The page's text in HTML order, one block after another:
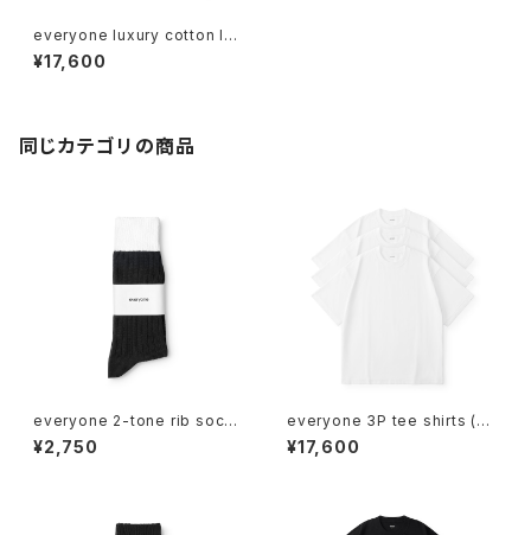
everyone luxury cotton lon
g sleeve tee shirt (NAVY)
¥17,600
同じカテゴリの商品
everyone 2-tone rib socks
(BLACK/WHITE)
¥2,750
everyone 3P tee shirts (W
HITE)
¥17,600